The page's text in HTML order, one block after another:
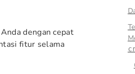
dengan cepat
fitur selama